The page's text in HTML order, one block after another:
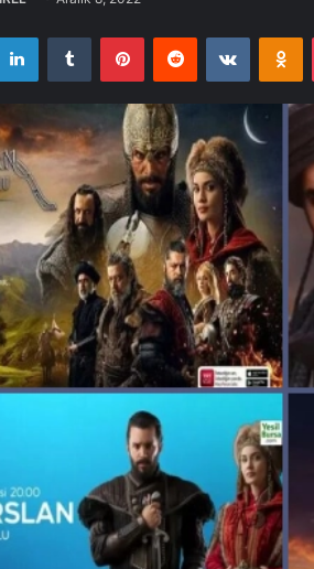
LinkedInTumblr PinterestReddit